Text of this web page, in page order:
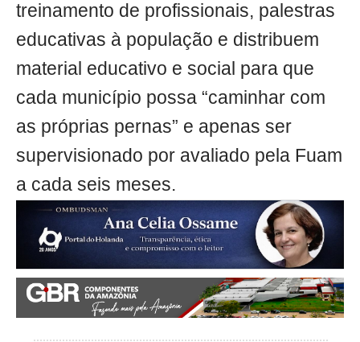
treinamento de profissionais, palestras
educativas à população e distribuem
material educativo e social para que
cada município possa “caminhar com
as próprias pernas” e apenas ser
supervisionado por avaliado pela Fuam
a cada seis meses.